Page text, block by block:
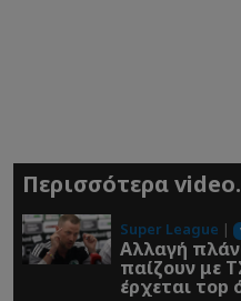
Περισσότερα
Super League |
Αλλαγή
παίζουν με
έρχεται τοp